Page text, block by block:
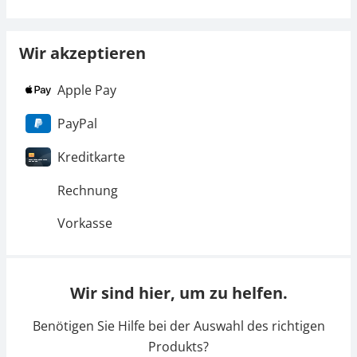
Wir akzeptieren
Apple Pay
PayPal
Kreditkarte
Rechnung
Vorkasse
Wir sind hier, um zu helfen.
Benötigen Sie Hilfe bei der Auswahl des richtigen
Produkts?